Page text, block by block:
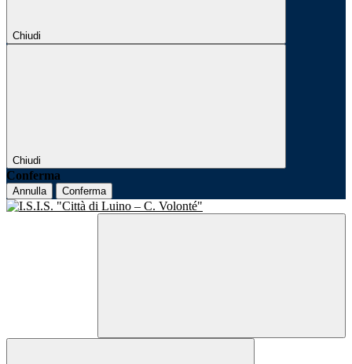
Chiudi
Chiudi
Conferma
Annulla Conferma